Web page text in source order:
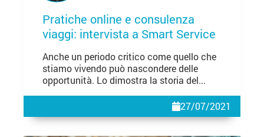
Pratiche online e consulenza
viaggi: intervista a Smart Service
Anche un periodo critico come quello che
stiamo vivendo può nascondere delle
opportunità. Lo dimostra la storia del...
27/07/2021